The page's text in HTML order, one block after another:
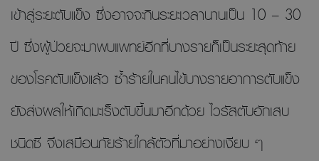
เข้าสู่ระยะตับแข็ง ซึ่งอาจจะกินระยะเวลานานเป็น 10 – 30
ปี ซึ่งผู้ป่วยจะมาพบแพทย์อีกที่บางรายก็เป็นระยะสุดท้าย
ของโรคตับแข็งแล้ว ซ้ำร้ายในคนไข้บางรายอาการตับแข็ง
ยังส่งผลให้เกิดมะเร็งตับขึ้นมาอีกด้วย ไวรัสตับอักเสบ
ชนิดซี จึงเสมือนภัยร้ายใกล้ตัวที่มาอย่างเงียบ ๆ